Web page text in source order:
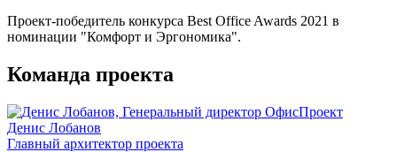
Проект-победитель конкурса Best Office Awards 2021 в
номинации "Комфорт и Эргономика".
Команда проекта
Денис Лобанов
Главный архитектор проекта